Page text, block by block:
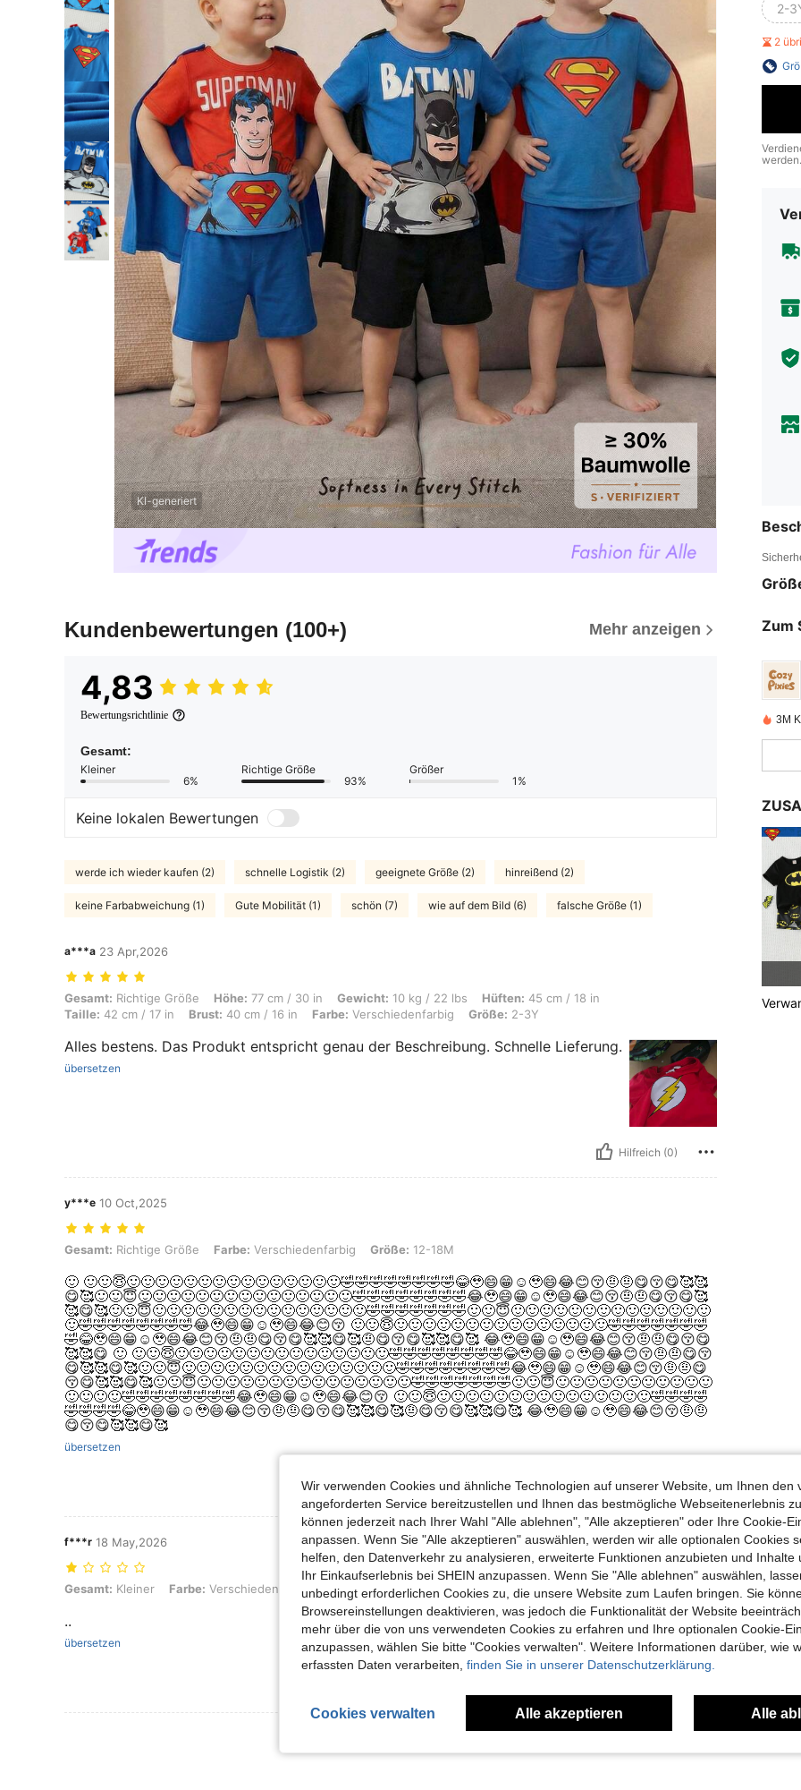
KI-generiert
Kundenbewertungen (100+) Mehr anzeigen
4,83
Bewertungsrichtlinie
Gesamt:
Kleiner
6%
Richtige Größe
93%
Größer
1%
Keine lokalen Bewertungen
werde ich wieder kaufen (2) schnelle Logistik (2) geeignete Größe (2) hinreißend (2)
keine Farbabweichung (1) Gute Mobilität (1) schön (7) wie auf dem Bild (6) falsche Größe (1)
a***a 23 Apr,2026
Gesamt: Richtige Größe, Höhe: 77 cm / 30 in, Gewicht: 10 kg / 22 lbs, Hüften: 45 cm / 18 in, Taille: 42 cm / 17 in, Brust: 40 cm / 16 in, Farbe:
Gesamt: Richtige Größe Höhe: 77 cm / 30 in Gewicht: 10 kg / 22 lbs Hüften: 45 cm / 18 in
Taille: 42 cm / 17 in Brust: 40 cm / 16 in Farbe: Verschiedenfarbig Größe: 2-3Y
Alles bestens. Das Produkt entspricht genau der Beschreibung. Schnelle Lieferung.
übersetzen
Hilfreich (0)
y***e 10 Oct,2025
Gesamt: Richtige Größe, Farbe: Verschiedenfarbig, Größe: 12-18M
Gesamt: Richtige Größe Farbe: Verschiedenfarbig Größe: 12-18M
🙂 🙂🙂😇🙂🙂🙂🙂🙂🙂🙂🙂🙂🙂🙂🙂🙂🙂🙂🤣🤣🤣🤣🤣🤣🤣🤣😂🥹😄😁☺️🥹😄😂😊😚🤨🤨😋😚😋🥰🥰
😋🥰🙂🙂😇🙂🙂🙂🙂🙂🙂🙂🙂🙂🙂🙂🙂🙂🙂🙂🤣🤣🤣🤣🤣🤣🤣🤣😂🥹😄😁☺️🥹😄😂😊😚🤨🤨😋😚😋🥰
🥰😋🥰🙂🙂😇🙂🙂🙂🙂🙂🙂🙂🙂🙂🙂🙂🙂🙂🙂🙂🤣🤣🤣🤣🤣🤣🤣🙂🙂😇🙂🙂🙂🙂🙂🙂🙂🙂🙂🙂🙂🙂🙂🙂
🙂🤣🤣🤣🤣🤣🤣🤣🤣😂🥹😄😁☺️🥹😄😂😊😚 🙂🙂😇🙂🙂🙂🙂🙂🙂🙂🙂🙂🙂🙂🙂🙂🙂🙂🤣🤣🤣🤣🤣🤣🤣
🤣😂🥹😄😁☺️🥹😄😂😊😚🤨🤨😋😚😋🥰🥰😋🥰🤨😋😚😋🥰🥰😋🥰 😂🥹😄😁☺️🥹😄😂😊😚🤨🤨😋😚😋
🥰🥰😋 🙂 🙂🙂😇🙂🙂🙂🙂🙂🙂🙂🙂🙂🙂🙂🙂🙂🙂🙂🤣🤣🤣🤣🤣🤣🤣🤣😂🥹😄😁☺️🥹😄😂😊😚🤨🤨😋😚
😋🥰🥰😋🥰🙂🙂😇🙂🙂🙂🙂🙂🙂🙂🙂🙂🙂🙂🙂🙂🙂🙂🤣🤣🤣🤣🤣🤣🤣🤣😂🥹😄😁☺️🥹😄😂😊😚🤨🤨😋
😚😋🥰🥰😋🥰🙂🙂😇🙂🙂🙂🙂🙂🙂🙂🙂🙂🙂🙂🙂🙂🙂🙂🤣🤣🤣🤣🤣🤣🤣🙂🙂😇🙂🙂🙂🙂🙂🙂🙂🙂🙂🙂🙂
🙂🙂🙂🙂🤣🤣🤣🤣🤣🤣🤣🤣😂🥹😄😁☺️🥹😄😂😊😚 🙂🙂😇🙂🙂🙂🙂🙂🙂🙂🙂🙂🙂🙂🙂🙂🙂🙂🤣🤣🤣🤣
🤣🤣🤣🤣😂🥹😄😁☺️🥹😄😂😊😚🤨🤨😋😚😋🥰🥰😋🥰🤨😋😚😋🥰🥰😋🥰 😂🥹😄😁☺️🥹😄😂😊😚🤨🤨
😋😚😋🥰🥰😋🥰
übersetzen
Hilfreich (0)
f***r 18 May,2026
Gesamt: Kleiner, Farbe: Verschiedenfarbig, Größe: 12-18M
Gesamt: Kleiner Farbe: Verschiedenfarbig Größe:12-18M
..
übersetzen
Mehr Bewertungen Ansehen
2-
2
werden.
Zum
3M
Wir verwenden Cookies und ähnliche Technologien auf unserer Website, um Ihnen den
angeforderten Service bereitzustellen und Ihnen das bestmögliche Webseitenerlebnis
können jederzeit nach Ihrer Wahl "Alle ablehnen", "Alle akzeptieren" oder Ihre Cookie-
anpassen. Wenn Sie "Alle akzeptieren" auswählen, werden wir alle optionalen Cookies
helfen, den Datenverkehr zu analysieren, erweiterte Funktionen anzubieten und Inhalte
Ihr Einkaufserlebnis bei SHEIN anzupassen. Wenn Sie "Alle ablehnen" auswählen,
unbedingt erforderlichen Cookies zu, die unsere Website zum Laufen bringen. Sie
Browsereinstellungen deaktivieren, was jedoch die Funktionalität der Website
mehr über die von uns verwendeten Cookies zu erfahren und Ihre optionalen Cookie-
anzupassen, wählen Sie bitte "Cookies verwalten". Weitere Informationen darüber, wie
erfassten Daten verarbeiten, finden Sie in unserer Datenschutzerklärung.
Cookies verwalten Alle akzeptieren Alle